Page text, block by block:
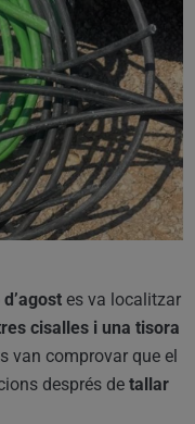
d’agost es va localitzar
cisalles i una tisora
van comprovar que el
després de tallar